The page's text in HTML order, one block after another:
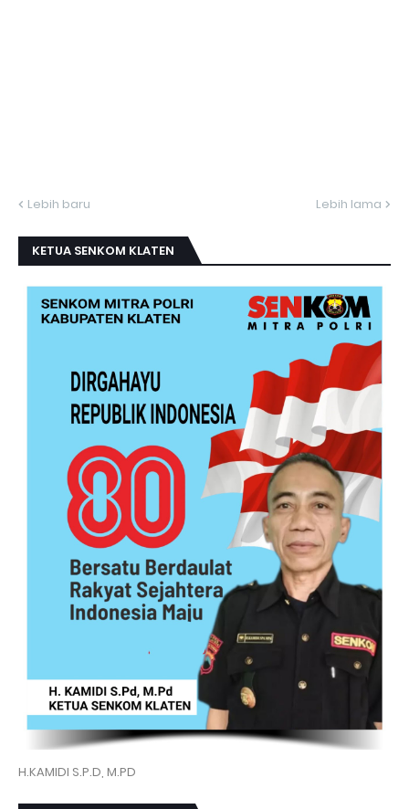
Lebih baru Lebih lama
KETUA SENKOM KLATEN
H.KAMIDI S.P.D, M.PD